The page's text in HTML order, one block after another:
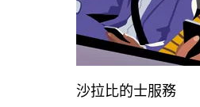
沙拉比的士服務